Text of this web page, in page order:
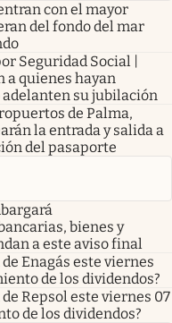
con el mayor
del fondo del mar
Seguridad Social |
a quienes hayan
adelanten su jubilación
de Palma,
la entrada y salida a
del pasaporte
bienes y
a este aviso final
Enagás este viernes
de los dividendos?
Repsol este viernes 07
de los dividendos?